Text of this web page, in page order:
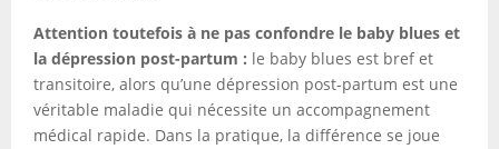
Attention toutefois à ne pas confondre le baby blues et
la dépression post-partum : le baby blues est bref et
transitoire, alors qu’une dépression post-partum est une
véritable maladie qui nécessite un accompagnement
médical rapide. Dans la pratique, la différence se joue